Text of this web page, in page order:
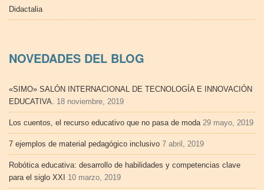
Didactalia
NOVEDADES DEL BLOG
«SIMO» SALÓN INTERNACIONAL DE TECNOLOGÍA E INNOVACIÓN
EDUCATIVA.
18 noviembre, 2019
Los cuentos, el recurso educativo que no pasa de moda 29 mayo, 2019
7 ejemplos de material pedagógico inclusivo 7 abril, 2019
Robótica educativa: desarrollo de habilidades y competencias clave
para el siglo XXI 10 marzo, 2019